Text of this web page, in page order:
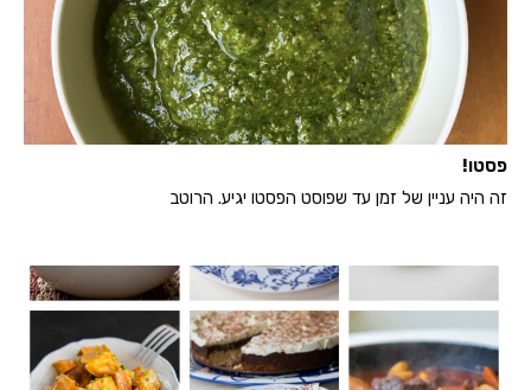
פסטו!
זה היה עניין של זמן עד שפוסט הפסטו יגיע. הרוטב